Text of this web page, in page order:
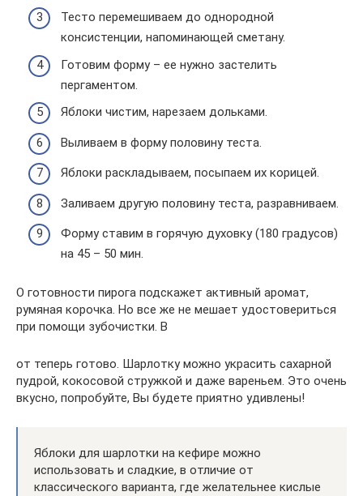
Тесто перемешиваем до однородной
консистенции, напоминающей сметану.
Готовим форму – ее нужно застелить
пергаментом.
Яблоки чистим, нарезаем дольками.
Выливаем в форму половину теста.
Яблоки раскладываем, посыпаем их корицей.
Заливаем другую половину теста, разравниваем.
Форму ставим в горячую духовку (180 градусов)
на 45 – 50 мин.
О готовности пирога подскажет активный аромат,
румяная корочка. Но все же не мешает удостовериться
при помощи зубочистки. В
от теперь готово. Шарлотку можно украсить сахарной
пудрой, кокосовой стружкой и даже вареньем. Это очень
вкусно, попробуйте, Вы будете приятно удивлены!
Яблоки для шарлотки на кефире можно
использовать и сладкие, в отличие от
классического варианта, где желательнее кислые